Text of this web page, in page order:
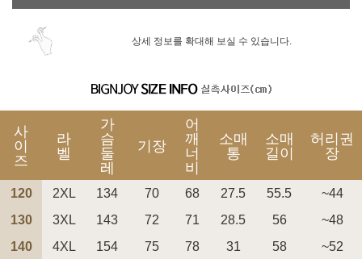
상세 정보를 확대해 보실 수 있습니다.
사
이
즈
라
벨
가
슴
둘
레
기장
어
깨
너
비
소매
통
소매
길이
허리권
장
120 2XL 134 70 68 27.5 55.5
~44
130
3XL 143 72 71 28.5 56
~48
140
4XL 154 75 78 31 58
~52